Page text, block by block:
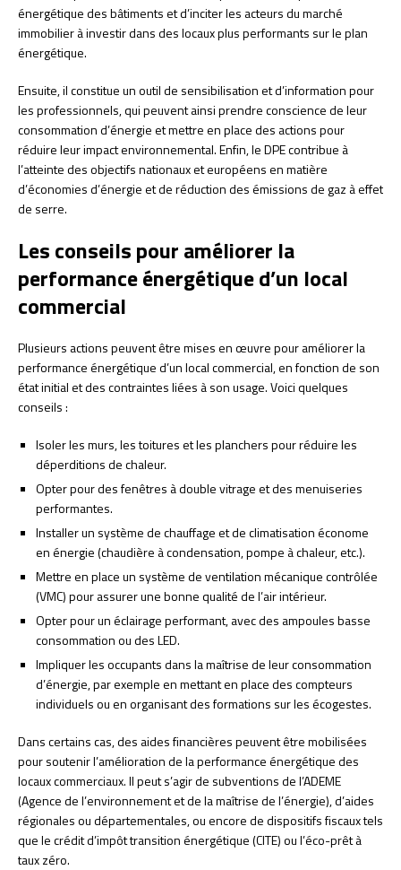
énergétique des bâtiments et d’inciter les acteurs du marché
immobilier à investir dans des locaux plus performants sur le plan
énergétique.
Ensuite, il constitue un outil de sensibilisation et d’information pour
les professionnels, qui peuvent ainsi prendre conscience de leur
consommation d’énergie et mettre en place des actions pour
réduire leur impact environnemental. Enfin, le DPE contribue à
l’atteinte des objectifs nationaux et européens en matière
d’économies d’énergie et de réduction des émissions de gaz à effet
de serre.
Les conseils pour améliorer la
performance énergétique d’un local
commercial
Plusieurs actions peuvent être mises en œuvre pour améliorer la
performance énergétique d’un local commercial, en fonction de son
état initial et des contraintes liées à son usage. Voici quelques
conseils :
Isoler les murs, les toitures et les planchers pour réduire les
déperditions de chaleur.
Opter pour des fenêtres à double vitrage et des menuiseries
performantes.
Installer un système de chauffage et de climatisation économe
en énergie (chaudière à condensation, pompe à chaleur, etc.).
Mettre en place un système de ventilation mécanique contrôlée
(VMC) pour assurer une bonne qualité de l’air intérieur.
Opter pour un éclairage performant, avec des ampoules basse
consommation ou des LED.
Impliquer les occupants dans la maîtrise de leur consommation
d’énergie, par exemple en mettant en place des compteurs
individuels ou en organisant des formations sur les écogestes.
Dans certains cas, des aides financières peuvent être mobilisées
pour soutenir l’amélioration de la performance énergétique des
locaux commerciaux. Il peut s’agir de subventions de l’ADEME
(Agence de l’environnement et de la maîtrise de l’énergie), d’aides
régionales ou départementales, ou encore de dispositifs fiscaux tels
que le crédit d’impôt transition énergétique (CITE) ou l’éco-prêt à
taux zéro.